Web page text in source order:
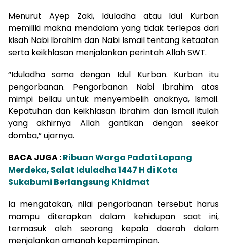
Menurut Ayep Zaki, Iduladha atau Idul Kurban
memiliki makna mendalam yang tidak terlepas dari
kisah Nabi Ibrahim dan Nabi Ismail tentang ketaatan
serta keikhlasan menjalankan perintah Allah SWT.
“Iduladha sama dengan Idul Kurban. Kurban itu
pengorbanan. Pengorbanan Nabi Ibrahim atas
mimpi beliau untuk menyembelih anaknya, Ismail.
Kepatuhan dan keikhlasan Ibrahim dan Ismail itulah
yang akhirnya Allah gantikan dengan seekor
domba,” ujarnya.
BACA JUGA :Ribuan Warga Padati Lapang
Merdeka, Salat Iduladha 1447 H di Kota
Sukabumi Berlangsung Khidmat
Ia mengatakan, nilai pengorbanan tersebut harus
mampu diterapkan dalam kehidupan saat ini,
termasuk oleh seorang kepala daerah dalam
menjalankan amanah kepemimpinan.